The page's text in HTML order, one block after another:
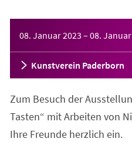
08. Januar 2023 – 08.
Kunstverein Paderborn
Zum Besuch der
Tasten“ mit Arbeiten von
Ihre Freunde herzlich ein.